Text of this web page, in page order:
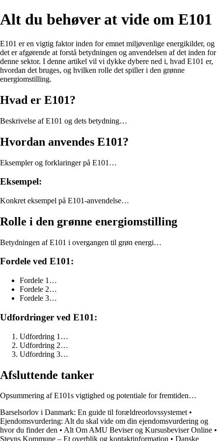
Alt du behøver at vide om E101
E101 er en vigtig faktor inden for emnet miljøvenlige energikilder, og
det er afgørende at forstå betydningen og anvendelsen af det inden for
denne sektor. I denne artikel vil vi dykke dybere ned i, hvad E101 er,
hvordan det bruges, og hvilken rolle det spiller i den grønne
energiomstilling.
Hvad er E101?
Beskrivelse af E101 og dets betydning…
Hvordan anvendes E101?
Eksempler og forklaringer på E101…
Eksempel:
Konkret eksempel på E101-anvendelse…
Rolle i den grønne energiomstilling
Betydningen af E101 i overgangen til grøn energi…
Fordele ved E101:
Fordele 1…
Fordele 2…
Fordele 3…
Udfordringer ved E101:
Udfordring 1…
Udfordring 2…
Udfordring 3…
Afsluttende tanker
Opsummering af E101s vigtighed og potentiale for fremtiden…
Barselsorlov i Danmark: En guide til forældreorlovssystemet•
Ejendomsvurdering: Alt du skal vide om din ejendomsvurdering og
hvor du finder den • Alt Om AMU Beviser og Kursusbeviser Online •
Stevns Kommune – Et overblik og kontaktinformation • Danske